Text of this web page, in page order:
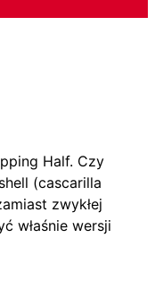
Half. Czy
(cascarilla
zwykłej
właśnie wersji